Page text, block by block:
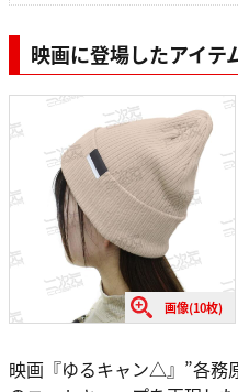
映画に登場したアイテ
画像(10枚)
映画『ゆるキャン△』”各務